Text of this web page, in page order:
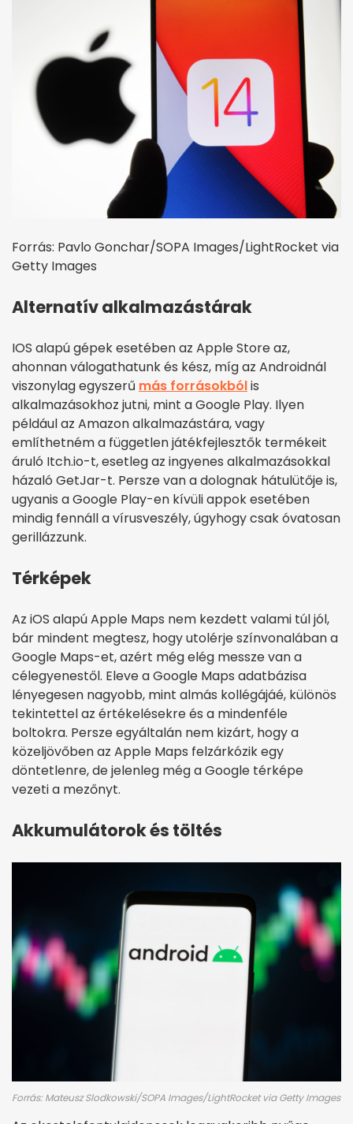
Forrás: Pavlo Gonchar/SOPA Images/LightRocket via
Getty Images
Alternatív alkalmazástárak
IOS alapú gépek esetében az Apple Store az,
ahonnan válogathatunk és kész, míg az Androidnál
viszonylag egyszerű más forrásokbólis
alkalmazásokhoz jutni, mint a Google Play. Ilyen
például az Amazon alkalmazástára, vagy
említhetném a független játékfejlesztők termékeit
áruló Itch.io-t, esetleg az ingyenes alkalmazásokkal
házaló GetJar-t. Persze van a dolognak hátulütője is,
ugyanis a Google Play-en kívüli appok esetében
mindig fennáll a vírusveszély, úgyhogy csak óvatosan
gerillázzunk.
Térképek
Az iOS alapú Apple Maps nem kezdett valami túl jól,
bár mindent megtesz, hogy utolérje színvonalában a
Google Maps-et, azért még elég messze van a
célegyenestől. Eleve a Google Maps adatbázisa
lényegesen nagyobb, mint almás kollégájáé, különös
tekintettel az értékelésekre és a mindenféle
boltokra. Persze egyáltalán nem kizárt, hogy a
közeljövőben az Apple Maps felzárkózik egy
döntetlenre, de jelenleg még a Google térképe
vezeti a mezőnyt.
Akkumulátorok és töltés
Forrás: Mateusz Slodkowski/SOPA Images/LightRocket via Getty Images